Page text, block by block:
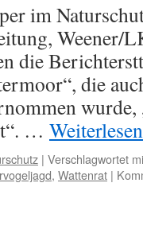
im
Weener/
die
die
wurde,
…
| Verschlagwortet
, Wattenrat |